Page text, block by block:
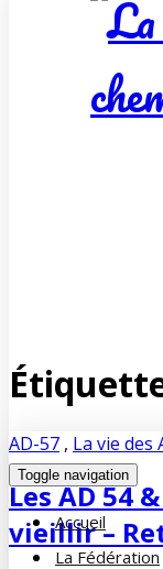
Toggle navigation
Accueil
La Fédération
AD-57 , La vie des
Les AD 54
vieillir –